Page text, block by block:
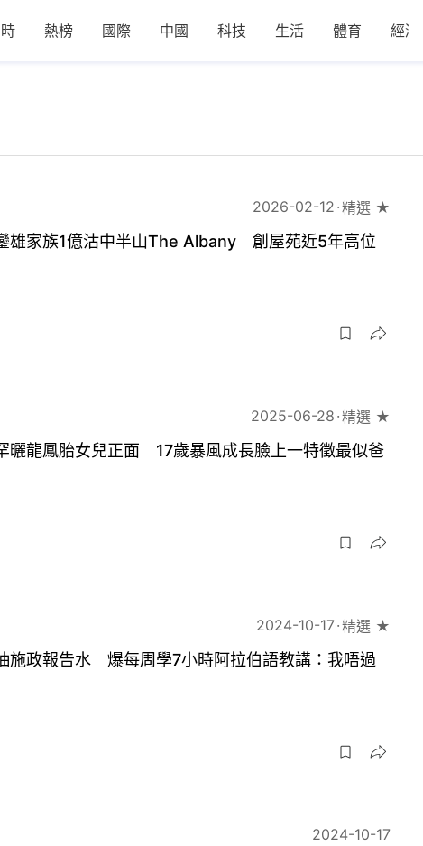
熱榜 國際 中國 科技 生活 體育 經濟
2026-02-12 精選 ★
雄家族1億沽中半山The Albany 創屋苑近5年高位
2025-06-28 精選 ★
曬龍鳳胎女兒正面 17歲暴風成長臉上一特徵最似爸
2024-10-17 精選 ★
施政報告水 爆每周學7小時阿拉伯語教講：我唔過
2024-10-17